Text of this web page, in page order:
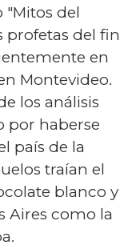
"Mitos del
profetas del fin
en
Montevideo.
los análisis
por haberse
país de la
traían el
blanco y
Aires como la